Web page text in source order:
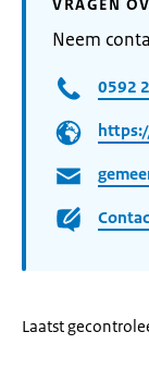
VRAGEN
Neem
0592
Laatst